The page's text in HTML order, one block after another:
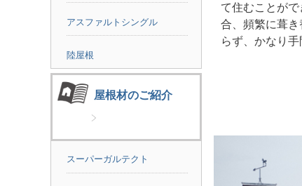
アスファルトシングル
陸屋根
屋根材のご紹介
スーパーガルテクト
て住むことが
合、頻繁に葺
らず、かなり手